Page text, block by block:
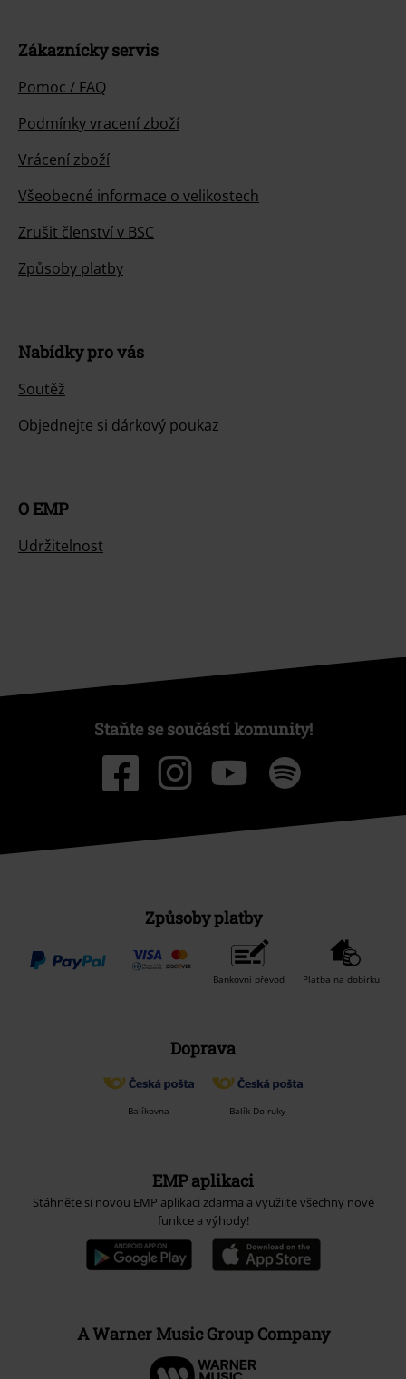
Zákaznícky servis
Pomoc / FAQ
Podmínky vracení zboží
Vrácení zboží
Všeobecné informace o velikostech
Zrušit členství v BSC
Způsoby platby
Nabídky pro vás
Soutěž
Objednejte si dárkový poukaz
O EMP
Udržitelnost
Staňte se součástí komunity!
Způsoby platby
Bankovní převod Platba na dobírku
Doprava
Balíkovna Balík Do ruky
EMP aplikaci
Stáhněte si novou EMP aplikaci zdarma a využijte všechny nové
funkce a výhody!
A Warner Music Group Company